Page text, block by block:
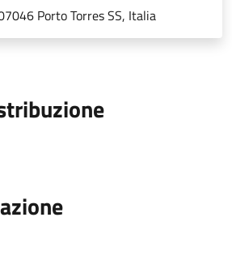
Porto Torres SS, Italia